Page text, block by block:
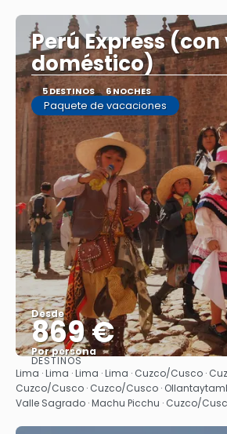
Perú Express
doméstico)
5 DESTINOS 6 NOCHES
Paquete de vacaciones
Desde
869 €
Por persona
Ver
DESTINOS
Lima · Lima · Lima · Lima · Cuzco/Cusco ·
Cuzco/Cusco · Cuzco/Cusco ·
Valle Sagrado · Machu Picchu · Cuzco/